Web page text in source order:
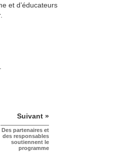
et d’éducateurs
Suivant »
Des partenaires et
des responsables
soutiennent le
programme